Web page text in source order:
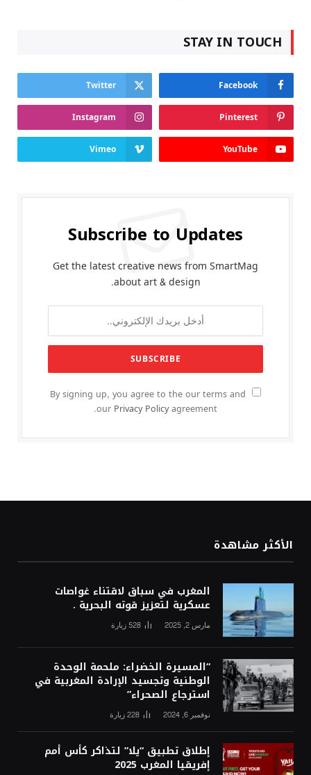
STAY IN TOUCH
Facebook
Twitter
Pinterest
Instagram
YouTube
Vimeo
Subscribe to Updates
Get the latest creative news from SmartMag
about art & design.
By signing up, you agree to the our terms and
our Privacy Policyagreement.
الأكثر مشاهدة
المغرب في سباق لاقتناء غواصات
عسكرية لتعزيز قوته البحرية .
مارس 2, 2025 528 زيارة
“المسيرة الخضراء: ملحمة الوحدة
الوطنية وتجسيد الإرادة المغربية في
استرجاع الصحراء”
نوفمبر 6, 2024 228زيارة
إطلاق تطبيق “يلا” لتذاكر كأس أمم
إفريقيا المغرب 2025